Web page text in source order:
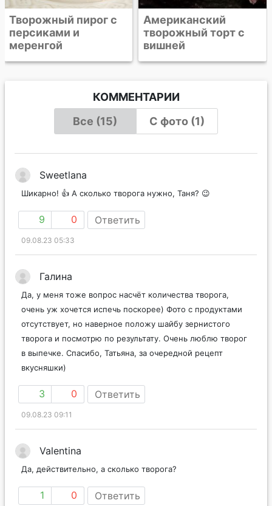
Американский
творожный торт с
вишней
КОММЕНТАРИИ
Все (15)
С фото (1)
Sweetlana
Шикарно! 👍 А сколько творога нужно, Таня? 😉
9 0 Ответить
09.08.23 05:33
Галина
Да, у меня тоже вопрос насчёт количества творога,
очень уж хочется испечь поскорее) Фото с продуктами
отсутствует, но наверное положу шайбу зернистого
творога и посмотрю по результату. Очень люблю творог
в выпечке. Спасибо, Татьяна, за очередной рецепт
вкусняшки)
3 0 Ответить
09.08.23 09:11
Valentina
Да, действительно, а сколько творога?
1 0 Ответить